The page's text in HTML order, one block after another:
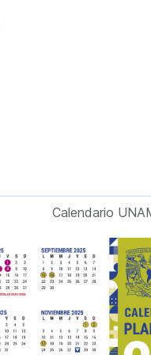
Calendario